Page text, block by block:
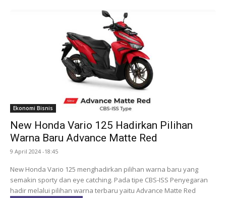
Ekonomi Bisnis
New Honda Vario 125 Hadirkan Pilihan
Warna Baru Advance Matte Red
9 April 2024 -18:45
New Honda Vario 125 menghadirkan pilihan warna baru yang
semakin sporty dan eye catching. Pada tipe CBS-ISS Penyegaran
hadir melalui pilihan warna terbaru yaitu Advance Matte Red